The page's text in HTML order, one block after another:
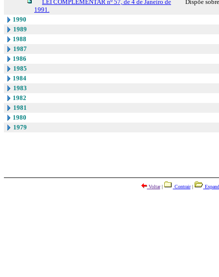
LEI COMPLEMENTAR nº 57, de 4 de Janeiro de
1991.
Dispõe
1990
1989
1988
1987
1986
1985
1984
1983
1982
1981
1980
1979
Voltar| Contrair|